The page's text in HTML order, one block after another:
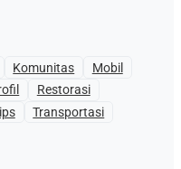
Komunitas
Mobil
Restorasi
Transportasi